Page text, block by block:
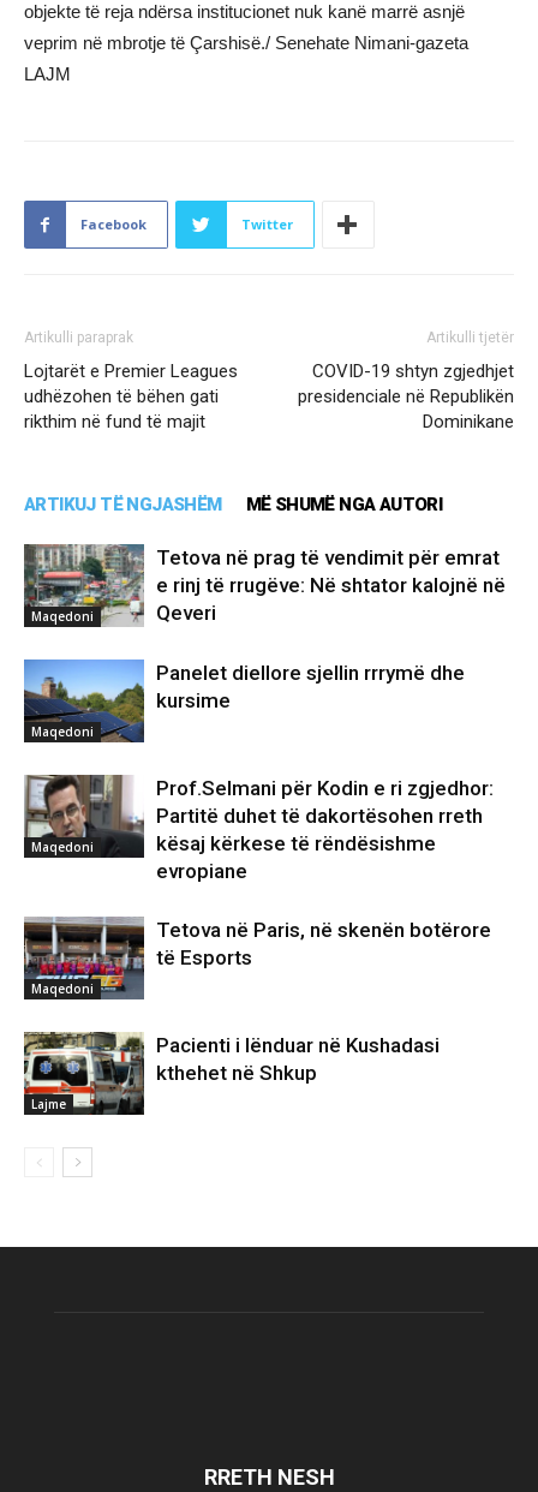
objekte të reja ndërsa institucionet nuk kanë marrë asnjë
veprim në mbrotje të Çarshisë./ Senehate Nimani-gazeta
LAJM
Facebook Twitter
Artikulli paraprak
Lojtarët e Premier Leagues
udhëzohen të bëhen gati
rikthim në fund të majit
Artikulli tjetër
COVID-19 shtyn zgjedhjet
presidenciale në Republikën
Dominikane
ARTIKUJ TË NGJASHËM MË SHUMË NGA AUTORI
Maqedoni
Tetova në prag të vendimit për emrat
e rinj të rrugëve: Në shtator kalojnë në
Qeveri
Maqedoni
Panelet diellore sjellin rrrymë dhe
kursime
Maqedoni
Prof.Selmani për Kodin e ri zgjedhor:
Partitë duhet të dakortësohen rreth
kësaj kërkese të rëndësishme
evropiane
Maqedoni
Tetova në Paris, në skenën botërore
të Esports
Lajme
Pacienti i lënduar në Kushadasi
kthehet në Shkup
RRETH NESH